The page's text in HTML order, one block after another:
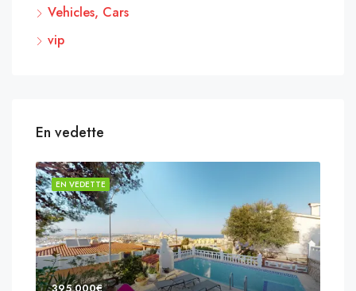
Vehicles, Cars
vip
En vedette
EN VEDETTE